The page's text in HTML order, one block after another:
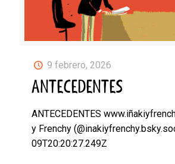
9 febrero, 2026
ANTECEDENTES
ANTECEDENTES
y Frenchy
09T20:20:27.249Z